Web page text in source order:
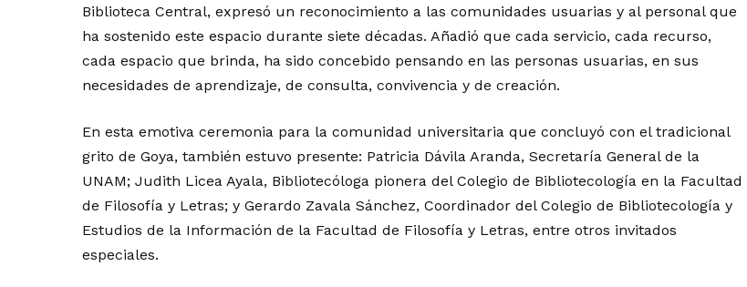
Biblioteca Central, expresó un reconocimiento a las comunidades usuarias y al personal que
ha sostenido este espacio durante siete décadas. Añadió que cada servicio, cada recurso,
cada espacio que brinda, ha sido concebido pensando en las personas usuarias, en sus
necesidades de aprendizaje, de consulta, convivencia y de creación.
En esta emotiva ceremonia para la comunidad universitaria que concluyó con el tradicional
grito de Goya, también estuvo presente: Patricia Dávila Aranda, Secretaría General de la
UNAM; Judith Licea Ayala, Bibliotecóloga pionera del Colegio de Bibliotecología en la Facultad
de Filosofía y Letras; y Gerardo Zavala Sánchez, Coordinador del Colegio de Bibliotecología y
Estudios de la Información de la Facultad de Filosofía y Letras, entre otros invitados
especiales.